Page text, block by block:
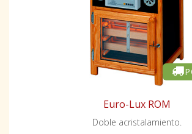
Euro-Lux ROM
Doble acristalamiento.